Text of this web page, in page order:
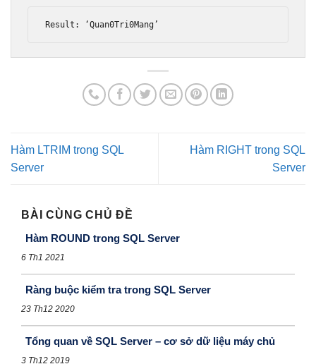
Result : ‘Quan0Tri0Mang’
Hàm LTRIM trong SQL
Server
Hàm RIGHT trong SQL
Server
BÀI CÙNG CHỦ ĐỀ
Hàm ROUND trong SQL Server
6 Th1 2021
Ràng buộc kiểm tra trong SQL Server
23 Th12 2020
Tổng quan về SQL Server – cơ sở dữ liệu máy chủ
3 Th12 2019